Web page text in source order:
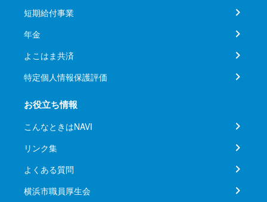
短期給付事業
年金
よこはま共済
特定個人情報保護評価
お役立ち情報
こんなときはNAVI
リンク集
よくある質問
横浜市職員厚生会